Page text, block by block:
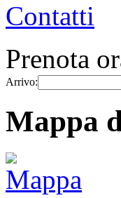
Contatti
Prenota
Arrivo:
Mappa